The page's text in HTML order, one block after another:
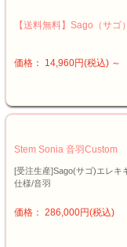
【送料無料】Sago（サ
価格： 14,960円(税込) ～
Stem Sonia 音羽Custom
[受注生産]Sago(サゴ)エレキ
仕様/音羽
価格： 286,000円(税込)